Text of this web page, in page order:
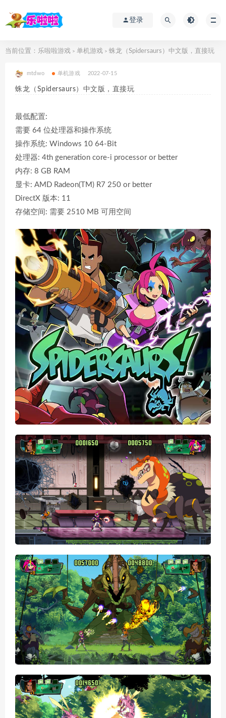
登录
当前位置： 乐啦啦游戏 > 单机游戏 > 蛛龙（Spidersaurs）中文版，直接玩
mtdwo 单机游戏 2022-07-15
蛛龙（Spidersaurs）中文版，直接玩
最低配置:
需要 64 位处理器和操作系统
操作系统: Windows 10 64-Bit
处理器: 4th generation core-i processor or better
内存: 8 GB RAM
显卡: AMD Radeon(TM) R7 250 or better
DirectX 版本: 11
存储空间: 需要 2510 MB 可用空间